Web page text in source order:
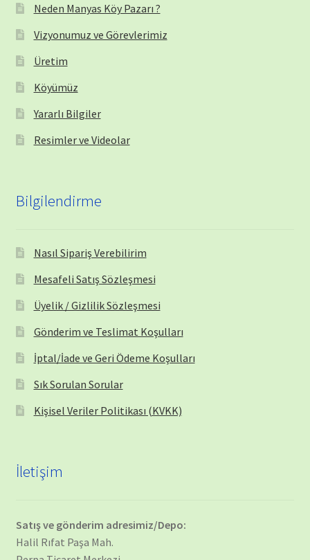
Neden Manyas Köy Pazarı ?
Vizyonumuz ve Görevlerimiz
Üretim
Köyümüz
Yararlı Bilgiler
Resimler ve Videolar
Bilgilendirme
Nasıl Sipariş Verebilirim
Mesafeli Satış Sözleşmesi
Üyelik / Gizlilik Sözleşmesi
Gönderim ve Teslimat Koşulları
İptal/İade ve Geri Ödeme Koşulları
Sık Sorulan Sorular
Kişisel Veriler Politikası (KVKK)
İletişim
Satış ve gönderim adresimiz/Depo:
Halil Rıfat Paşa Mah.